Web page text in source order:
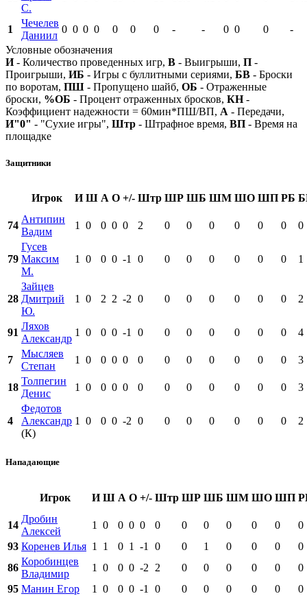
С.
1
Чечелев
Даниил
0 0 0 0 0 0 0 - - 0 0 0
-
Условные обозначения
И- Количество проведенных игр, В - Выигрыши, П -
Проигрыши, ИБ - Игры с буллитными сериями, БВ - Броски
по воротам, ПШ - Пропущено шайб, ОБ - Отраженные
броски, %ОБ - Процент отраженных бросков, КН-
Коэффициент надежности = 60мин*ПШ/ВП, А - Передачи,
И"0" - "Сухие игры", Штр - Штрафное время, ВП - Время на
площадке
Защитники
Игрок И Ш А О +/- Штр ШР ШБ ШМ ШО ШП РБ
74
Антипин
Вадим
1 0 0 0 0 2 0 0 0 0 0 0 0
79
Гусев
Максим
М.
1 0 0 0 -1 0 0 0 0 0 0 0 1
28
Зайцев
Дмитрий
Ю.
1 0 2 2 -2 0 0 0 0 0 0 0 2
91
Ляхов
Александр
1 0 0 0 -1 0 0 0 0 0 0 0 4
7
Мысляев
Степан
1 0 0 0 0 0 0 0 0 0 0 0 3
18
Толпегин
Денис
1 0 0 0 0 0 0 0 0 0 0 0 3
4
Федотов
Александр
(К)
1 0 0 0 -2 0 0 0 0 0 0 0 2
Нападающие
Игрок И Ш А О +/- Штр ШР ШБ ШМ ШО ШП
14
Дробин
Алексей
1 0 0 0 0 0 0 0 0 0 0
0
93 Коренев Илья 1 1 0 1 -1 0 0 1 0 0 0
0
86
Коробинцев
Владимир
1 0 0 0 -2 2 0 0 0 0 0
0
95 Манин Егор 1 0 0 0 -1 0 0 0 0 0 0 0